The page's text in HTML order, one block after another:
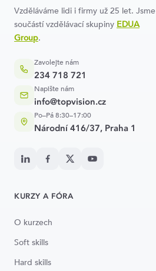
Vzděláváme lidi i firmy už 25 let. Jsme
součástí vzdělávací skupiny EDUA
Group.
Zavolejte nám
234 718 721
Napište nám
info@topvision.cz
Po–Pá 8:30–17:00
Národní 416/37, Praha 1
KURZY A FÓRA
O kurzech
Soft skills
Hard skills